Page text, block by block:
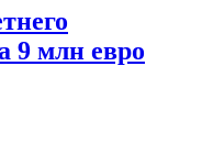
9 млн евро